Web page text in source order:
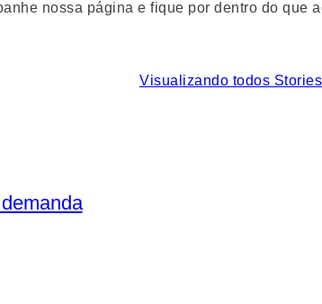
nossa página e fique por dentro do que
Visualizando todos Stories